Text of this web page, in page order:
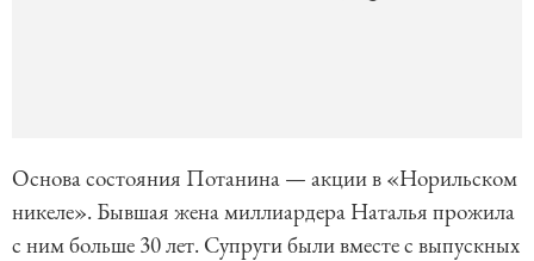
Основа состояния Потанина — акции в «Норильском
никеле». Бывшая жена миллиардера Наталья прожила
с ним больше 30 лет. Супруги были вместе с выпускных